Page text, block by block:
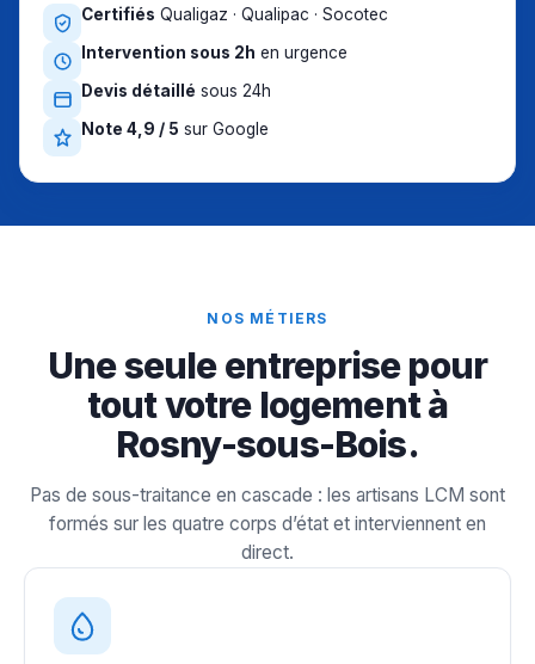
Certifiés Qualigaz · Qualipac · Socotec
Intervention sous 2h en urgence
Devis détaillé sous 24h
Note 4,9 / 5 sur Google
NOS MÉTIERS
Une seule entreprise pour
tout votre logement à
Rosny-sous-Bois.
Pas de sous-traitance en cascade : les artisans LCM sont
formés sur les quatre corps d’état et interviennent en
direct.